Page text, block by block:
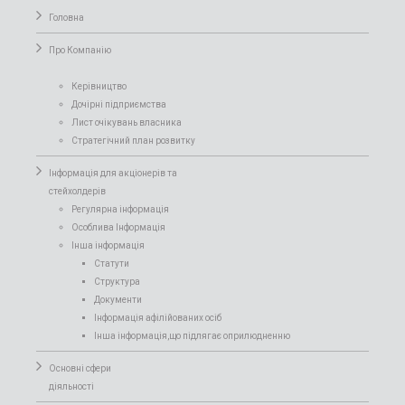
Головна
Про Компанiю
Керівництво
Дочірні підприємства
Лист очікувань власника
Стратегічний план розвитку
Інформація для акціонерів та
стейхолдерів
Регулярна інформація
Особлива Інформація
Інша інформація
Статути
Структура
Документи
Інформація афілійованих осіб
Інша інформація,що підлягає оприлюдненню
Основні сфери
діяльності